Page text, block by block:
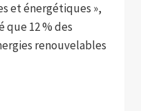
et énergétiques »,
que 12 % des
renouvelables